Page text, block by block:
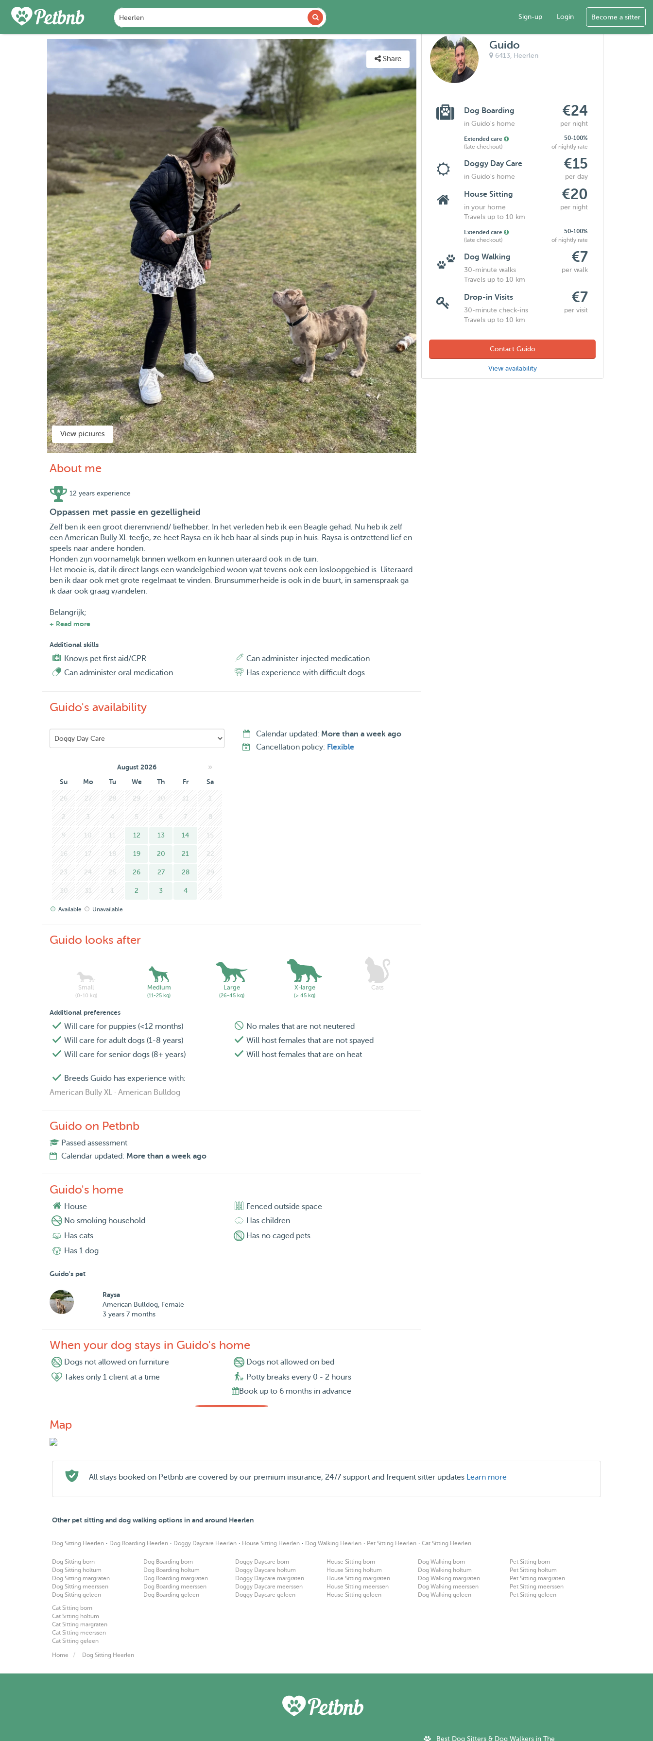
Sign-up Login Become a sitter
DETAILS MAP
Share
View pictures
About me
12 years experience
Oppassen met passie en gezelligheid
Zelf ben ik een groot dierenvriend/ liefhebber. In het verleden heb ik een Beagle gehad. Nu heb ik zelf
een American Bully XL teefje, ze heet Raysa en ik heb haar al sinds pup in huis. Raysa is ontzettend lief en
speels naar andere honden.
Honden zijn voornamelijk binnen welkom en kunnen uiteraard ook in de tuin.
Het mooie is, dat ik direct langs een wandelgebied woon wat tevens ook een losloopgebied is. Uiteraard
ben ik daar ook met grote regelmaat te vinden. Brunsummerheide is ook in de buurt, in samenspraak ga
ik daar ook graag wandelen.
Belangrijk;
- laten we vooraf altijd even kennismaken en/of een testdagje draaien.
- medicatie toedienen gaat uiteraard met u in overleg en de schema die u meegeeft.
- foto’s en filmpjes worden gemaakt, uiteraard in overleg en met toestemming van u.
Heeft u nog vragen, stel ze gerust. ☺️
+ Read more
Additional skills
Knows pet first aid/CPR
Can administer injected medication
Can administer oral medication
Has experience with difficult dogs
Guido's availability
August 2026 »
Su Mo Tu We Th Fr Sa
26 27 28 29 30 31 1
2 3 4 5 6 7 8
9 10 11 12 13 14 15
16 17 18 19 20 21 22
23 24 25 26 27 28 29
30 31 1 2 3 4 5
Available Unavailable
Calendar updated: More than a week ago
Cancellation policy: Flexible
Guido looks after
Small
(0-10 kg)
Medium
(11-25 kg)
Large
(26-45 kg)
X-large
(> 45 kg)
Cats
Additional preferences
Will care for puppies (<12 months)
Will care for adult dogs (1-8 years)
Will care for senior dogs (8+ years)
No males that are not neutered
Will host females that are not spayed
Will host females that are on heat
Breeds Guido has experience with:
American Bully XL · American Bulldog
Guido on Petbnb
Passed assessment
Calendar updated: More than a week ago
Guido's home
House
Fenced outside space
No smoking household
Has children
Has cats
Has no caged pets
Has 1 dog
Guido's pet
Raysa
American Bulldog, Female
3 years 7 months
When your dog stays in Guido's home
Dogs not allowed on furniture
Dogs not allowed on bed
Takes only 1 client at a time
Potty breaks every 0 - 2 hours
Book up to 6 months in advance
Map
Guido
6413, Heerlen
Dog Boarding €24
in Guido's home per night
Extended care
50-100%
(late checkout)
of nightly rate
Doggy Day Care €15
in Guido's home per day
House Sitting €20
in your home
per night
Travels up to 10 km
Extended care
50-100%
(late checkout)
of nightly rate
Dog Walking €7
30-minute walks
per walk
Travels up to 10 km
Drop-in Visits €7
30-minute check-ins
per visit
Travels up to 10 km
Contact Guido
View availability
All stays booked on Petbnb are covered by our premium insurance, 24/7 support and frequent sitter updates Learn more
Other pet sitting and dog walking options in and around Heerlen
Dog Sitting Heerlen · Dog Boarding Heerlen · Doggy Daycare Heerlen · House Sitting Heerlen · Dog Walking Heerlen · Pet Sitting Heerlen · Cat Sitting Heerlen
Dog Sitting born
Dog Sitting holtum
Dog Sitting margraten
Dog Sitting meerssen
Dog Sitting geleen
Dog Boarding born
Dog Boarding holtum
Dog Boarding margraten
Dog Boarding meerssen
Dog Boarding geleen
Doggy Daycare born
Doggy Daycare holtum
Doggy Daycare margraten
Doggy Daycare meerssen
Doggy Daycare geleen
House Sitting born
House Sitting holtum
House Sitting margraten
House Sitting meerssen
House Sitting geleen
Dog Walking born
Dog Walking holtum
Dog Walking margraten
Dog Walking meerssen
Dog Walking geleen
Pet Sitting born
Pet Sitting holtum
Pet Sitting margraten
Pet Sitting meerssen
Pet Sitting geleen
Cat Sitting born
Cat Sitting holtum
Cat Sitting margraten
Cat Sitting meerssen
Cat Sitting geleen
Home Dog Sitting Heerlen
Best Dog Sitters & Dog Walkers in The